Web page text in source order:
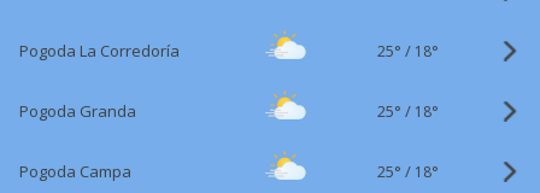
Pogoda La Corredoría 25° / 18°
Pogoda Granda 25° / 18°
Pogoda Campa 25° / 18°